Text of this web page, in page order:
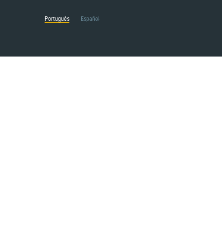
Português Español